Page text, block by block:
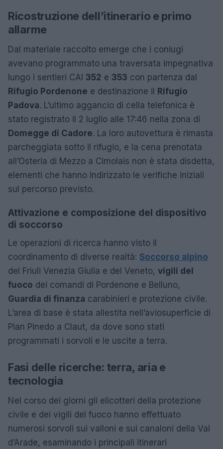
Ricostruzione dell’itinerario e primo
allarme
Dal materiale raccolto emerge che i coniugi
avevano programmato una traversata impegnativa
lungo i sentieri CAI 352 e 353 con partenza dal
Rifugio Pordenone e destinazione il
Rifugio
Padova. L’ultimo aggancio di cella telefonica è
stato registrato il 2 luglio alle 17:46 nella zona di
Domegge di Cadore. La loro autovettura è rimasta
parcheggiata sotto il rifugio, e la cena prenotata
all’Osteria di Mezzo a Cimolais non è stata disdetta,
elementi che hanno indirizzato le verifiche iniziali
sul percorso previsto.
Attivazione e composizione del dispositivo
di soccorso
Le operazioni di ricerca hanno visto il
coordinamento di diverse realtà: Soccorso alpino
del Friuli Venezia Giulia e del Veneto, vigili del
fuoco dei comandi di Pordenone e Belluno,
Guardia di finanza carabinieri e protezione civile.
L’area di base è stata allestita nell’aviosuperficie di
Pian Pinedo a Claut, da dove sono stati
programmati i sorvoli e le uscite a terra.
Fasi delle ricerche: terra, aria e
tecnologia
Nel corso dei giorni gli elicotteri della protezione
civile e dei vigili del fuoco hanno effettuato
numerosi sorvoli sui valloni e sui canaloni della Val
d’Arade, esaminando i principali itinerari